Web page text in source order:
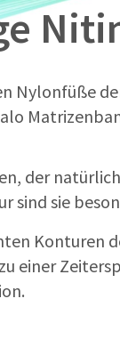
Nylonfüße
der
sind sie
Konturen
einer